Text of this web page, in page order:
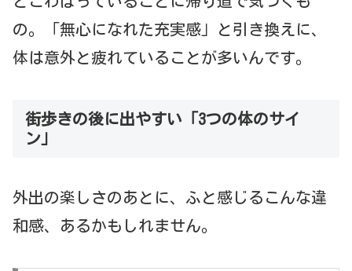
の。「無心になれた充実感」と引き換えに、
体は意外と疲れていることが多いんです。
街歩きの後に出やすい「3つの体のサイ
ン」
外出の楽しさのあとに、ふと感じるこんな違
和感、あるかもしれません。